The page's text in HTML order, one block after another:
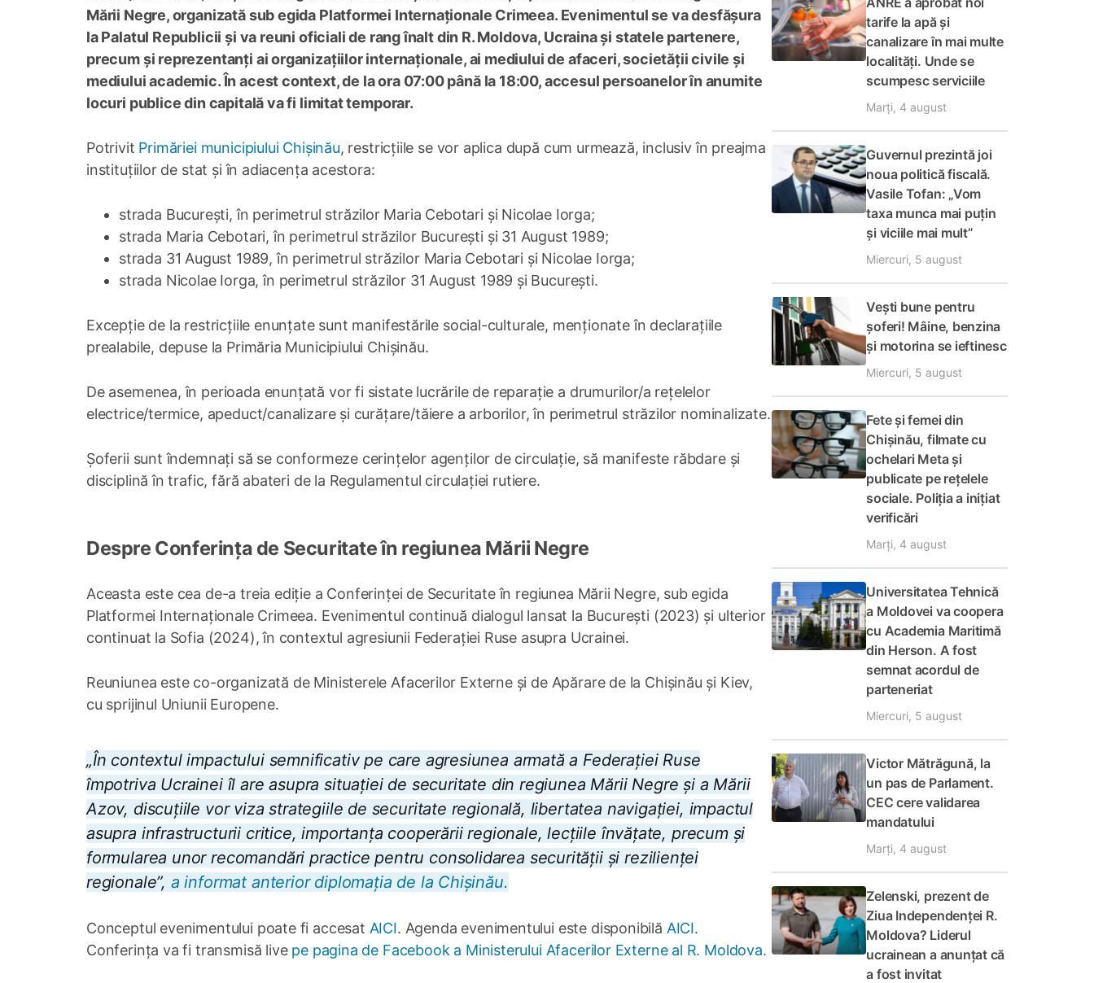
Mării Negre, organizată sub egida Platformei Internaționale Crimeea. Evenimentul se va desfășura
la Palatul Republicii și va reuni oficiali de rang înalt din R. Moldova, Ucraina și statele partenere,
precum și reprezentanți ai organizațiilor internaționale, ai mediului de afaceri, societății civile și
mediului academic. În acest context, de la ora 07:00 până la 18:00, accesul persoanelor în anumite
locuri publice din capitală va fi limitat temporar.
Potrivit Primăriei municipiului Chișinău, restricțiile se vor aplica după cum urmează, inclusiv în preajma
instituțiilor de stat și în adiacența acestora:
strada București, în perimetrul străzilor Maria Cebotari și Nicolae Iorga;
strada Maria Cebotari, în perimetrul străzilor București și 31 August 1989;
strada 31 August 1989, în perimetrul străzilor Maria Cebotari și Nicolae Iorga;
strada Nicolae Iorga, în perimetrul străzilor 31 August 1989 și București.
Excepție de la restricțiile enunțate sunt manifestările social-culturale, menționate în declarațiile
prealabile, depuse la Primăria Municipiului Chișinău.
De asemenea, în perioada enunțată vor fi sistate lucrările de reparație a drumurilor/a rețelelor
electrice/termice, apeduct/canalizare și curățare/tăiere a arborilor, în perimetrul străzilor nominalizate.
Șoferii sunt îndemnaţi să se conformeze cerințelor agenților de circulație, să manifeste răbdare și
disciplină în trafic, fără abateri de la Regulamentul circulației rutiere.
Despre Conferința de Securitate în regiunea Mării Negre
Aceasta este cea de-a treia ediție a Conferinței de Securitate în regiunea Mării Negre, sub egida
Platformei Internaționale Crimeea. Evenimentul continuă dialogul lansat la București (2023) și ulterior
continuat la Sofia (2024), în contextul agresiunii Federației Ruse asupra Ucrainei.
Reuniunea este co-organizată de Ministerele Afacerilor Externe și de Apărare de la Chișinău și Kiev,
cu sprijinul Uniunii Europene.
„În contextul impactului semnificativ pe care agresiunea armată a Federației Ruse
împotriva Ucrainei îl are asupra situației de securitate din regiunea Mării Negre și a Mării
Azov, discuțiile vor viza strategiile de securitate regională, libertatea navigației, impactul
asupra infrastructurii critice, importanța cooperării regionale, lecțiile învățate, precum și
formularea unor recomandări practice pentru consolidarea securității și rezilienței
regionale”, a informat anterior diplomația de la Chișinău.
Conceptul evenimentului poate fi accesat AICI. Agenda evenimentului este disponibilă AICI.
Conferința va fi transmisă live pe pagina de Facebook a Ministerului Afacerilor Externe al R. Moldova.
tarife la apă și
canalizare în mai multe
localități. Unde se
scumpesc serviciile
Marți, 4 august
Guvernul prezintă joi
noua politică fiscală.
Vasile Tofan: „Vom
taxa munca mai puțin
și viciile mai mult”
Miercuri, 5 august
Vești bune pentru
șoferi! Mâine, benzina
și motorina se ieftinesc
Miercuri, 5 august
Fete și femei din
Chișinău, filmate cu
ochelari Meta și
publicate pe rețelele
sociale. Poliția a inițiat
verificări
Marți, 4 august
Universitatea Tehnică
a Moldovei va coopera
cu Academia Maritimă
din Herson. A fost
semnat acordul de
parteneriat
Miercuri, 5 august
Victor Mătrăgună, la
un pas de Parlament.
CEC cere validarea
mandatului
Marți, 4 august
Zelenski, prezent de
Ziua Independenței R.
Moldova? Liderul
ucrainean a anunțat că
a fost invitat